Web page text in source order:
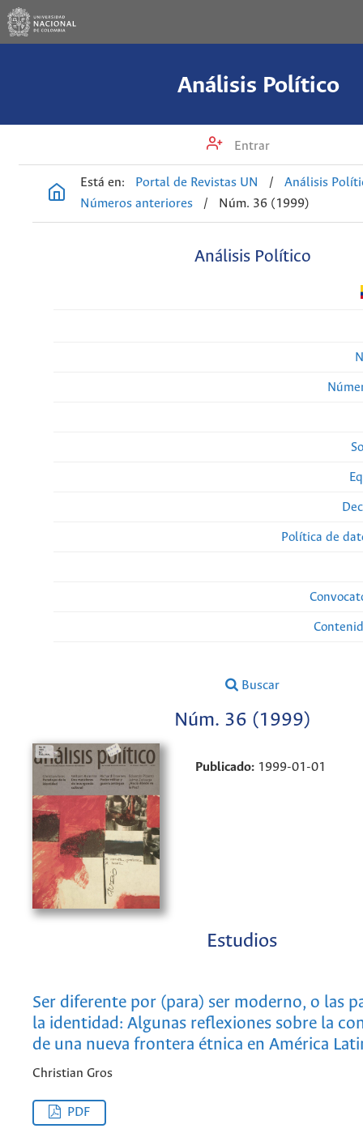
Análisis Político
Entrar
Está en: Portal de Revistas UN /
Análisis
Números anteriores
/ Núm. 36 (1999)
Análisis Político
Política de
Buscar
Núm. 36 (1999)
Publicado: 1999-01-01
Estudios
Ser diferente por (para) ser moderno, o las
la identidad: Algunas reflexiones sobre la
de una nueva frontera étnica en América
Christian Gros
PDF